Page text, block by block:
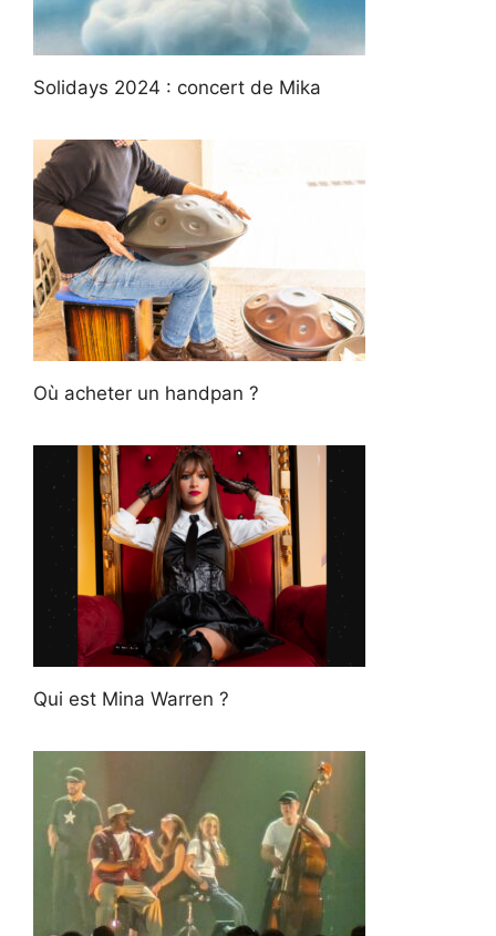
Solidays 2024 : concert de Mika
Où acheter un handpan ?
Qui est Mina Warren ?